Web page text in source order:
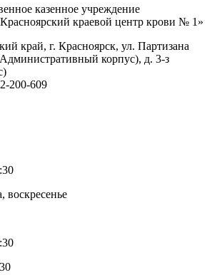
казенное учреждение
краевой центр крови № 1»
край, г. Красноярск, ул. Партизана
корпус), д. 3-з
200-609
воскресенье